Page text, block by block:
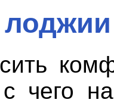
лоджии
чего